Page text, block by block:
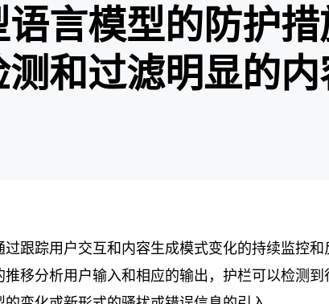
语言模型的防护
和过滤明显的内
过跟踪用户交互和内容生成模式变化的持续监控
推移分析用户输入和相应的输出，护栏可以检测